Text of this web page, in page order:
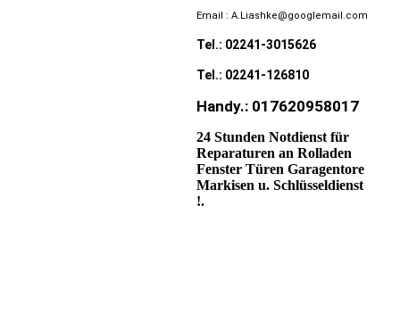
Email : A.Liashke@googlemail.com
Tel.: 02241-3015626
Tel.: 02241-126810
Handy.: 017620958017
24 Stunden Notdienst für
Reparaturen an Rolladen
Fenster Türen Garagentore
Markisen u. Schlüsseldienst
!.